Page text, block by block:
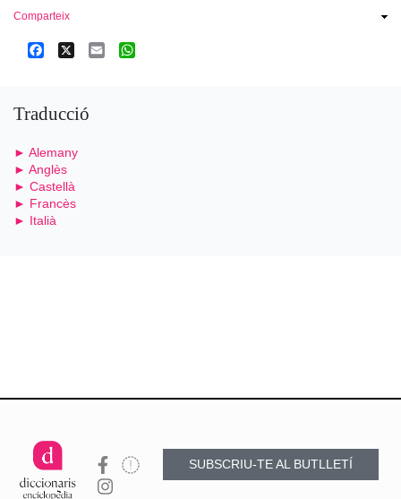
Comparteix
Facebook Email
Traducció
► Alemany
► Anglès
► Castellà
► Francès
► Italià
SUBSCRIU-TE AL BUTLLETÍ